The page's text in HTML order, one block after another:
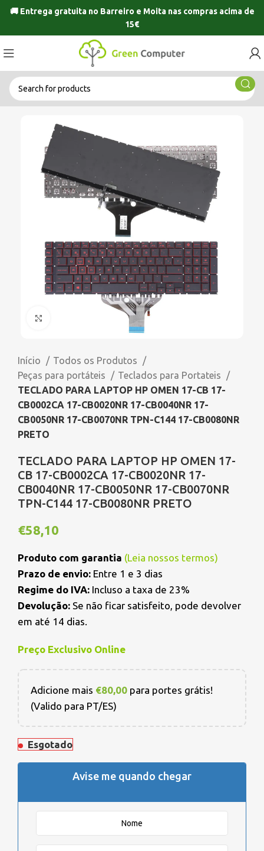
🚚 Entrega gratuita no Barreiro e Moitanas compras acima de
15€
Início
Todos os Produtos
Peças para portáteis
Teclados para Portateis
TECLADO PARA LAPTOP HP OMEN 17-CB 17-
CB0002CA 17-CB0020NR 17-CB0040NR 17-
CB0050NR 17-CB0070NR TPN-C144 17-CB0080NR
PRETO
TECLADO PARA LAPTOP HP OMEN 17-
CB 17-CB0002CA 17-CB0020NR 17-
CB0040NR 17-CB0050NR 17-CB0070NR
TPN-C144 17-CB0080NR PRETO
€58,10
Produto com garantia (Leia nossos termos)
Prazo de envio: Entre 1 e 3 dias
Regime do IVA: Incluso a taxa de 23%
Devolução: Se não ficar satisfeito, pode devolver
em até 14 dias.
Preço Exclusivo Online
Adicione mais €80,00 para portes grátis!
(Valido para PT/ES)
Esgotado
Avise me quando chegar